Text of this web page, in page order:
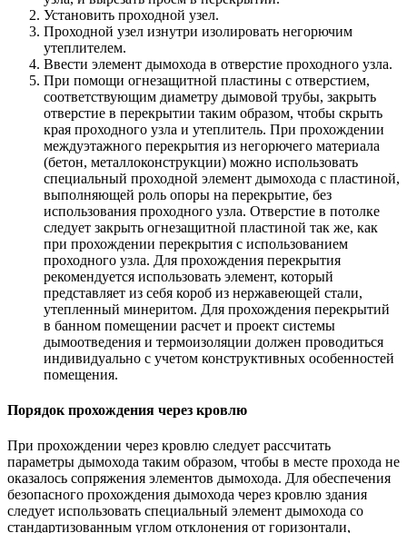
Установить проходной узел.
Проходной узел изнутри изолировать негорючим
утеплителем.
Ввести элемент дымохода в отверстие проходного узла.
При помощи огнезащитной пластины с отверстием,
соответствующим диаметру дымовой трубы, закрыть
отверстие в перекрытии таким образом, чтобы скрыть
края проходного узла и утеплитель. При прохождении
междуэтажного перекрытия из негорючего материала
(бетон, металлоконструкции) можно использовать
специальный проходной элемент дымохода с пластиной,
выполняющей роль опоры на перекрытие, без
использования проходного узла. Отверстие в потолке
следует закрыть огнезащитной пластиной так же, как
при прохождении перекрытия с использованием
проходного узла. Для прохождения перекрытия
рекомендуется использовать элемент, который
представляет из себя короб из нержавеющей стали,
утепленный минеритом. Для прохождения перекрытий
в банном помещении расчет и проект системы
дымоотведения и термоизоляции должен проводиться
индивидуально с учетом конструктивных особенностей
помещения.
Порядок прохождения через кровлю
При прохождении через кровлю следует рассчитать
параметры дымохода таким образом, чтобы в месте прохода не
оказалось сопряжения элементов дымохода. Для обеспечения
безопасного прохождения дымохода через кровлю здания
следует использовать специальный элемент дымохода со
стандартизованным углом отклонения от горизонтали,